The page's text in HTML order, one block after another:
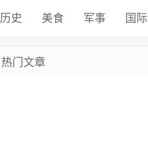
历史 美食 军事 国际
热门文章